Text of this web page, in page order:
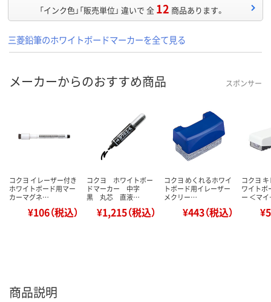
「インク色」「販売単位」 違いで 全 12 商品あります。
三菱鉛筆のホワイトボードマーカーを全て見る
メーカーからのおすすめ商品 スポンサー
コクヨ イレーザー付き
ホワイトボード用マー
カーマグネ…
¥106（税込）
コクヨ ホワイトボー
ドマーカー 中字
黒 丸芯 直液…
¥1,215（税込）
コクヨ めくれるホワイ
トボード用イレーザー
メクリー…
¥443（税込）
コクヨ
ワイトボ
ー ＜マ
商品説明